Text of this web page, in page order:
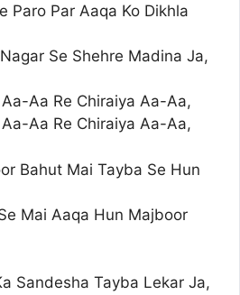
Paro Par Aaqa Ko Dikhla
Se Shehre Madina Ja,
Aa Re Chiraiya Aa-Aa,
Aa Re Chiraiya Aa-Aa,
Bahut Mai Tayba Se Hun
Mai Aaqa Hun Majboor
Sandesha Tayba Lekar Ja,